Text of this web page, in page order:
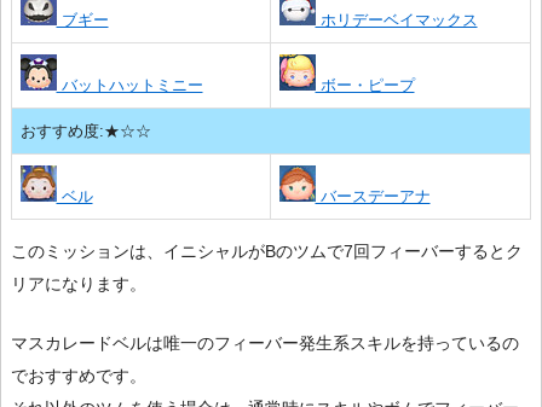
ブギー ホリデーベイマックス
バットハットミニー ボー・ピープ
おすすめ度:★☆☆
ベル バースデーアナ
このミッションは、イニシャルがBのツムで7回フィーバーするとク
リアになります。
マスカレードベルは唯一のフィーバー発生系スキルを持っているの
でおすすめです。